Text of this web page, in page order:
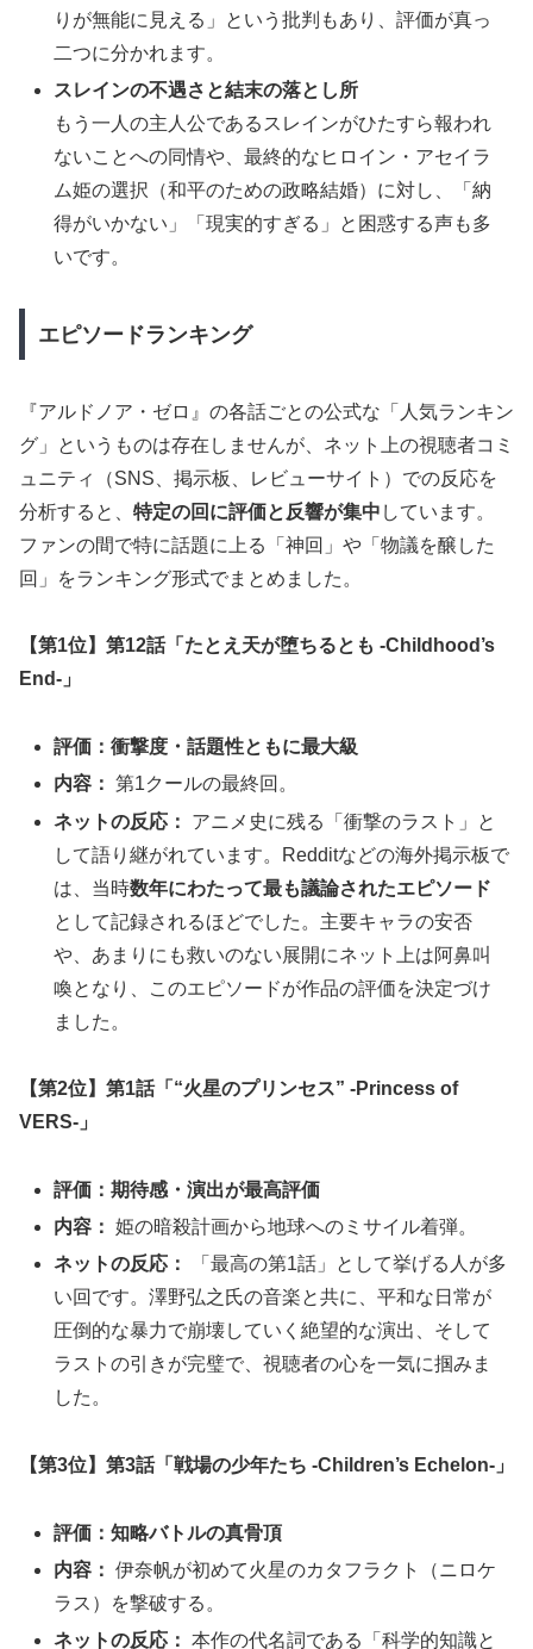
りが無能に見える」という批判もあり、評価が真っ
二つに分かれます。
スレインの不遇さと結末の落とし所
もう一人の主人公であるスレインがひたすら報われ
ないことへの同情や、最終的なヒロイン・アセイラ
ム姫の選択（和平のための政略結婚）に対し、「納
得がいかない」「現実的すぎる」と困惑する声も多
いです。
エピソードランキング
『アルドノア・ゼロ』の各話ごとの公式な「人気ランキン
グ」というものは存在しませんが、ネット上の視聴者コミ
ュニティ（SNS、掲示板、レビューサイト）での反応を
分析すると、 特定の回に評価と反響が集中 しています。
ファンの間で特に話題に上る「神回」や「物議を醸した
回」をランキング形式でまとめました。
【第1位】第12話「たとえ天が堕ちるとも -Childhood’s
End-」
評価：衝撃度・話題性ともに最大級
内容： 第1クールの最終回。
ネットの反応：
アニメ史に残る「衝撃のラスト」と
して語り継がれています。Redditなどの海外掲示板で
は、当時数年にわたって最も議論されたエピソード
として記録されるほどでした。主要キャラの安否
や、あまりにも救いのない展開にネット上は阿鼻叫
喚となり、このエピソードが作品の評価を決定づけ
ました。
【第2位】第1話「“火星のプリンセス” -Princess of
VERS-」
評価：期待感・演出が最高評価
内容： 姫の暗殺計画から地球へのミサイル着弾。
ネットの反応：
「最高の第1話」として挙げる人が多
い回です。澤野弘之氏の音楽と共に、平和な日常が
圧倒的な暴力で崩壊していく絶望的な演出、そして
ラストの引きが完璧で、視聴者の心を一気に掴みま
した。
【第3位】第3話「戦場の少年たち -Children’s Echelon-」
評価：知略バトルの真骨頂
内容： 伊奈帆が初めて火星のカタフラクト（ニロケ
ラス）を撃破する。
ネットの反応： 本作の代名詞である「科学的知識と